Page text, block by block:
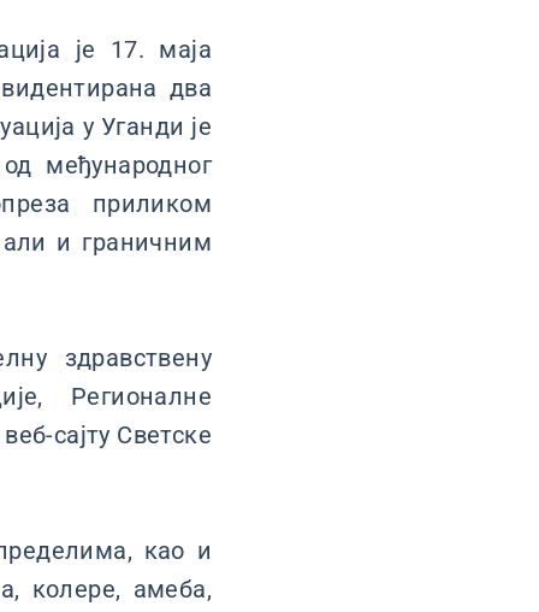
je 17. маја
два
у Уганди је
међународног
приликом
и граничним
здравствену
Регионалне
сајту Светске
као и
колере, амеба,